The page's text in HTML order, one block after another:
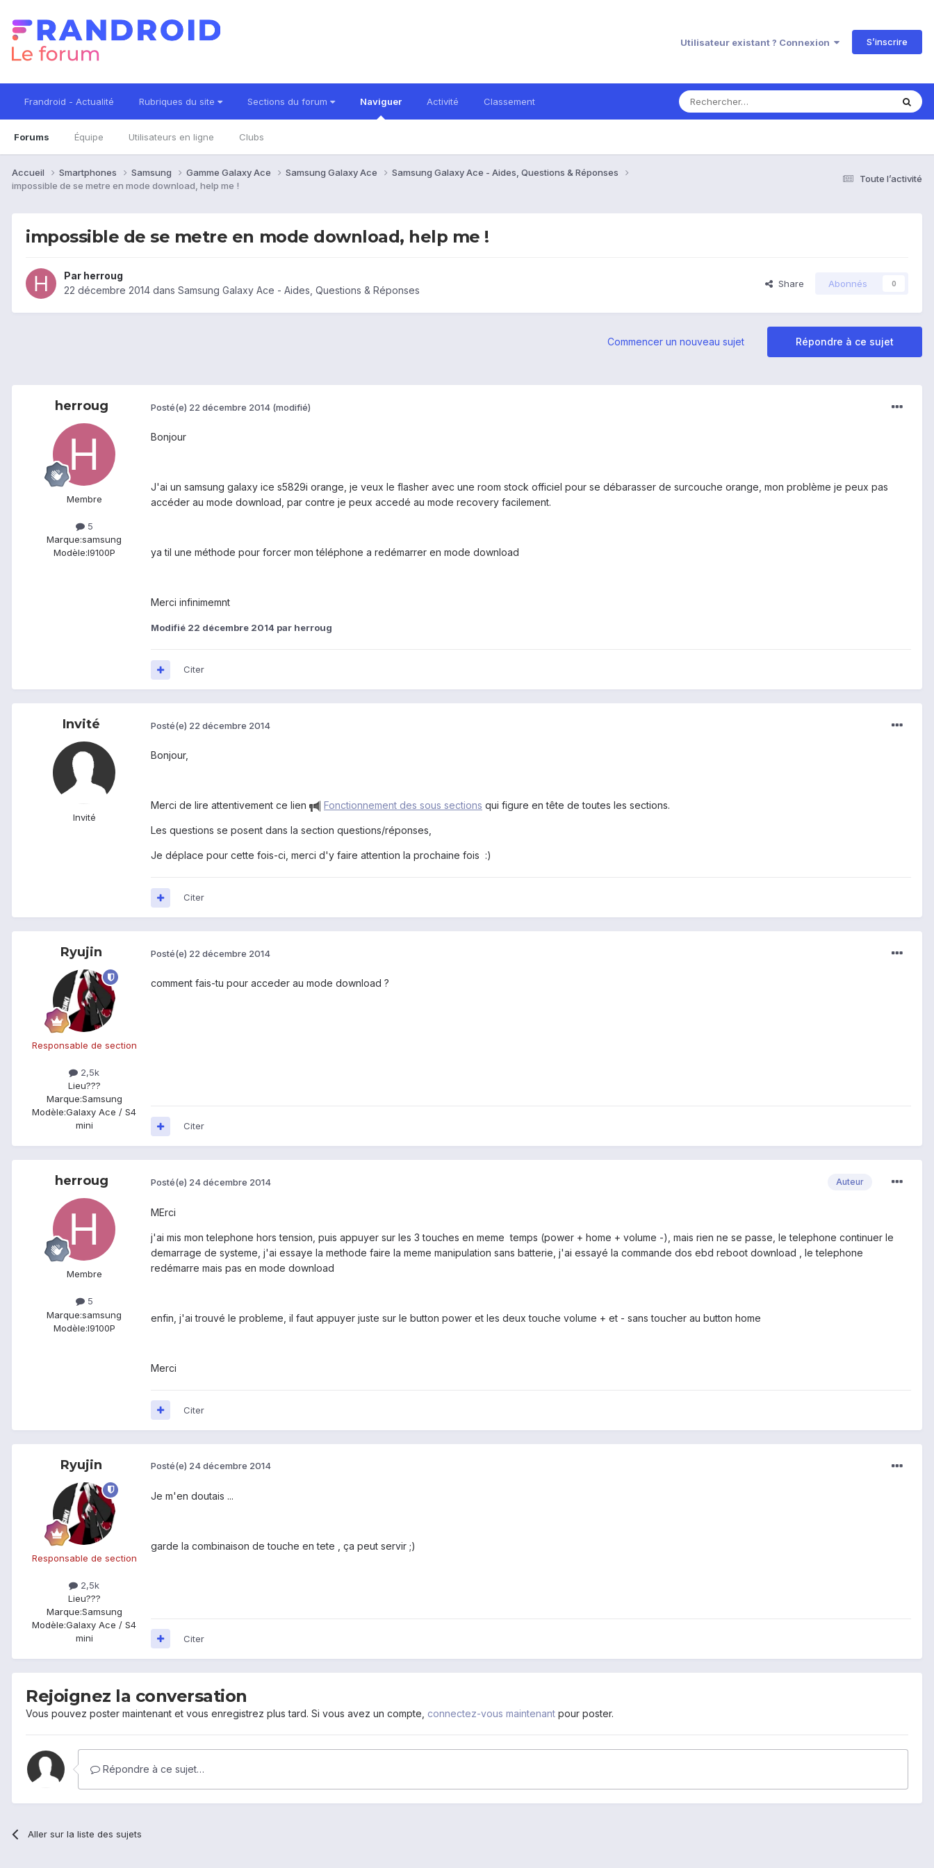
Utilisateur existant ? Connexion S’inscrire
Frandroid - Actualité Rubriques du site Sections du forum Naviguer
Forums Équipe Utilisateurs en ligne Clubs
Activité Classement
Toute l’activité
Accueil Smartphones Samsung Gamme Galaxy Ace Samsung Galaxy Ace
Samsung Galaxy Ace - Aides, Questions & Réponses
impossible de se metre en mode download, help me !
impossible de se metre en mode download, help me !
Par herroug
22 décembre 2014 dans Samsung Galaxy Ace - Aides, Questions & Réponses
Share Abonnés 0
Répondre à ce sujet
Commencer un nouveau sujet
herroug
Membre
5
Marque:samsung
Modèle:I9100P
Posté(e) 22 décembre 2014 (modifié)
Bonjour
J'ai un samsung galaxy ice s5829i orange, je veux le flasher avec une room stock officiel pour se débarasser de surcouche orange, mon problème je peux pas
accéder au mode download, par contre je peux accedé au mode recovery facilement.
ya til une méthode pour forcer mon téléphone a redémarrer en mode download
Merci infinimemnt
Modifié 22 décembre 2014 par herroug
Citer
Invité
Invité
Posté(e) 22 décembre 2014
Bonjour,
Merci de lire attentivement ce lien Fonctionnement des sous sections qui figure en tête de toutes les sections.
Les questions se posent dans la section questions/réponses,
Je déplace pour cette fois-ci, merci d'y faire attention la prochaine fois :)
Citer
Ryujin
Responsable de section
2,5k
Lieu???
Marque:Samsung
Modèle:Galaxy Ace / S4
mini
Posté(e) 22 décembre 2014
comment fais-tu pour acceder au mode download ?
Citer
herroug
Membre
5
Marque:samsung
Modèle:I9100P
Auteur
Posté(e) 24 décembre 2014
MErci
j'ai mis mon telephone hors tension, puis appuyer sur les 3 touches en meme temps (power + home + volume -), mais rien ne se passe, le telephone continuer le
demarrage de systeme, j'ai essaye la methode faire la meme manipulation sans batterie, j'ai essayé la commande dos ebd reboot download , le telephone
redémarre mais pas en mode download
enfin, j'ai trouvé le probleme, il faut appuyer juste sur le button power et les deux touche volume + et - sans toucher au button home
Merci
Citer
Ryujin
Responsable de section
2,5k
Lieu???
Marque:Samsung
Modèle:Galaxy Ace / S4
mini
Posté(e) 24 décembre 2014
Je m'en doutais ...
garde la combinaison de touche en tete , ça peut servir ;)
Citer
Rejoignez la conversation
Vous pouvez poster maintenant et vous enregistrez plus tard. Si vous avez un compte, connectez-vous maintenant pour poster.
Répondre à ce sujet…
Aller sur la liste des sujets